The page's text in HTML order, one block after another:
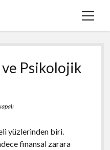
menüyü
ve Psikolojik
yüzlerinden biri.
finansal zarara